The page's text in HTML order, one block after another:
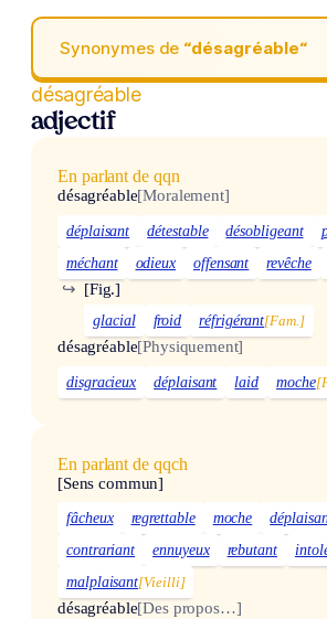
Synonymes de “désagréable“
désagréable
adjectif
En parlant de qqn
désagréable[Moralement]
déplaisant détestable désobligeant
méchant
odieux offensant revêche
[Fig.]
↪
glacial froid réfrigérant[Fam.]
désagréable[Physiquement]
disgracieux déplaisant laid moche
En parlant de qqch
[Sens commun]
fâcheux regrettable moche
contrariant
ennuyeux rebutant
malplaisant[Vieilli]
désagréable[Des propos…]